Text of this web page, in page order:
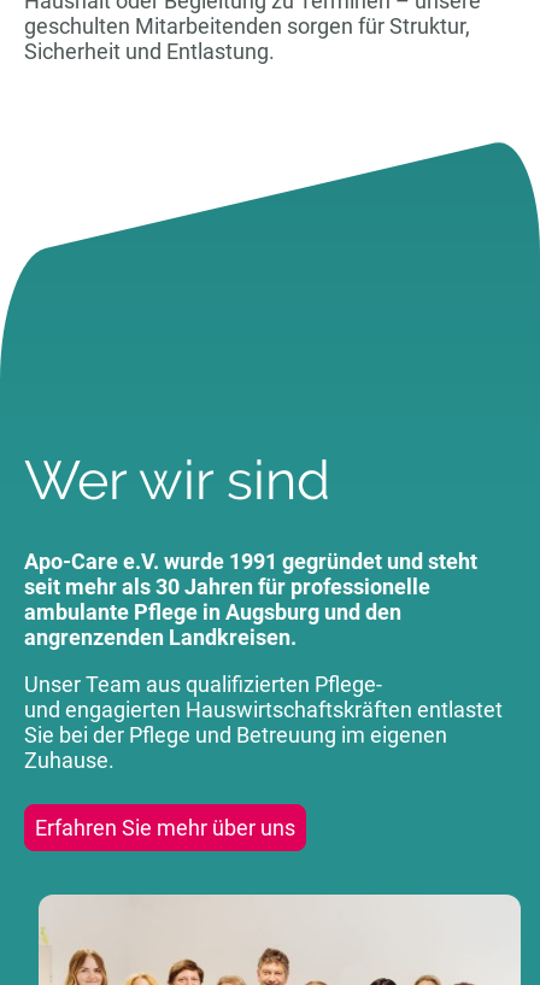
geschulten Mitarbeitenden sorgen für Struktur,
Sicherheit und Entlastung.
Wer wir sind
Apo-Care e.V. wurde 1991 gegründet und steht
seit mehr als 30 Jahren für professionelle
ambulante Pflege in Augsburg und den
angrenzenden Landkreisen.
Unser Team aus qualifizierten Pflege-
und engagierten Hauswirtschaftskräften entlastet
Sie bei der Pflege und Betreuung im eigenen
Zuhause.
Erfahren Sie mehr über uns